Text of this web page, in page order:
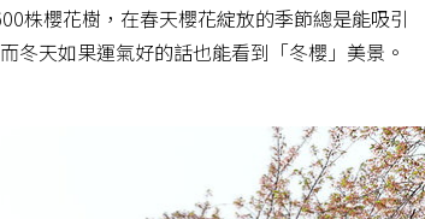
株櫻花樹，在春天櫻花綻放的季節總是能吸引
冬天如果運氣好的話也能看到「冬櫻」美景。